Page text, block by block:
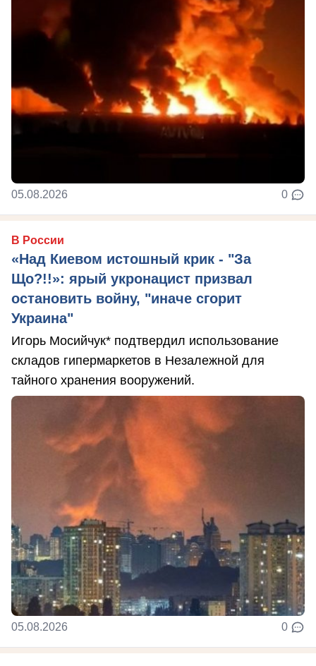
05.08.2026 0
В России
«Над Киевом истошный крик - "За
Що?!!»: ярый укронацист призвал
остановить войну, "иначе сгорит
Украина"
Игорь Мосийчук* подтвердил использование
складов гипермаркетов в Незалежной для
тайного хранения вооружений.
05.08.2026 0